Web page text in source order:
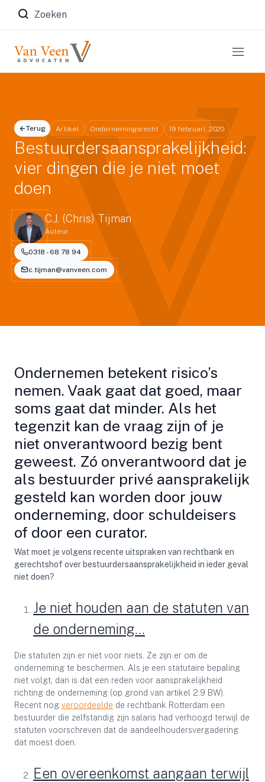
Zoeken naar:
Terug Artikel Ondernemingsrecht 19 februari, 2020
Bestuurdersaansprakelijkheid:
vier dingen die je niet moet
doen
C.J. (Chris) Tijman
Auteur
0318 - 68 78 94
c.tijman@vanveen.com
Ondernemen betekent risico’s
nemen. Vaak gaat dat goed, maar
soms gaat dat minder. Als het
tegenzit kan de vraag zijn of je
niet onverantwoord bezig bent
geweest. Zó onverantwoord dat je
als bestuurder privé aansprakelijk
gesteld kan worden door jouw
onderneming, door schuldeisers
of door een curator.
Wat moet je volgens recente uitspraken van rechtbank en
gerechtshof over bestuurdersaansprakelijkheid in ieder geval
niet doen?
Je niet houden aan de statuten van
de onderneming…
Die statuten zijn er niet voor niets. Ze zijn er om de
onderneming te beschermen. Als je een statutaire bepaling
niet volgt, dan is dat een reden voor aansprakelijkheid
richting de onderneming (op grond van artikel 2:9 BW).
Recent nog veroordeelde de rechtbank Rotterdam een
bestuurder die zelfstandig zijn salaris had verhoogd terwijl de
statuten voorschreven dat de aandeelhoudersvergadering
dat moest doen.
Een overeenkomst aangaan terwijl